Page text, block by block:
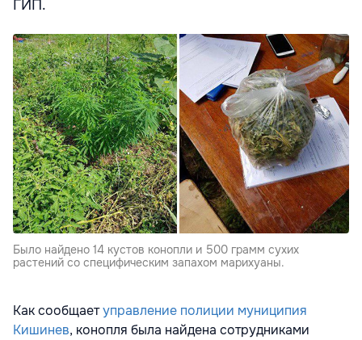
ГИП.
Было найдено 14 кустов конопли и 500 грамм сухих
растений со специфическим запахом марихуаны.
Как сообщаетуправление полиции муниципия
Кишинев, конопля была найдена сотрудниками